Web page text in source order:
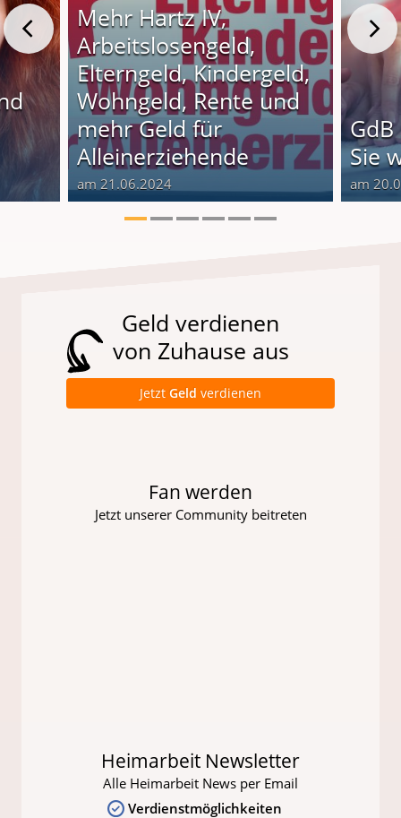
Mehr Hartz IV,
Arbeitslosengeld,
Elterngeld, Kindergeld,
Wohngeld, Rente und
mehr Geld für
Alleinerziehende
am 21.06.2024
Sie
am
Geld verdienen
von Zuhause aus
Jetzt Geld verdienen
Fan werden
Jetzt unserer Community beitreten
Heimarbeit Newsletter
Alle Heimarbeit News per Email
Verdienstmöglichkeiten